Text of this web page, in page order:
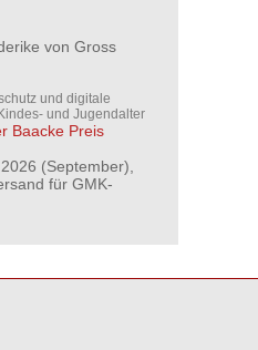
von Gross
und digitale
und Jugendalter
Baacke Preis
(September),
für GMK-